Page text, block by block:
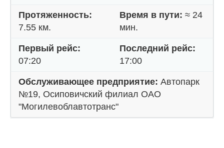
Протяженность:
7.55 км.
Время в пути: ≈ 24
мин.
Первый рейс:
07:20
Последний рейс:
17:00
Обслуживающее предприятие: Автопарк
№19, Осиповичский филиал ОАО
"Могилевоблавтотранс"